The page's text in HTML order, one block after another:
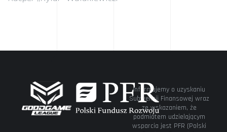
Informujemy o uzyskaniu
Subwencji Finansowej wraz
ze wskazaniem, że
podmiotem udzielającym
wsparcia jest PFR (Polski